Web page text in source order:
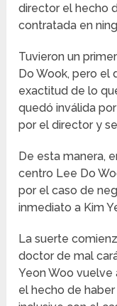
director el hecho
contratada en
Tuvieron un
Do Wook, pero el
exactitud de lo
quedó inválida
por el director y
De esta manera,
centro Lee Do
por el caso de
inmediato a Kim
La suerte
doctor de mal
Yeon Woo vuelve
el hecho de